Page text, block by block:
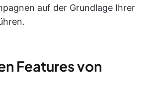
auf der Grundlage Ihrer
Features von